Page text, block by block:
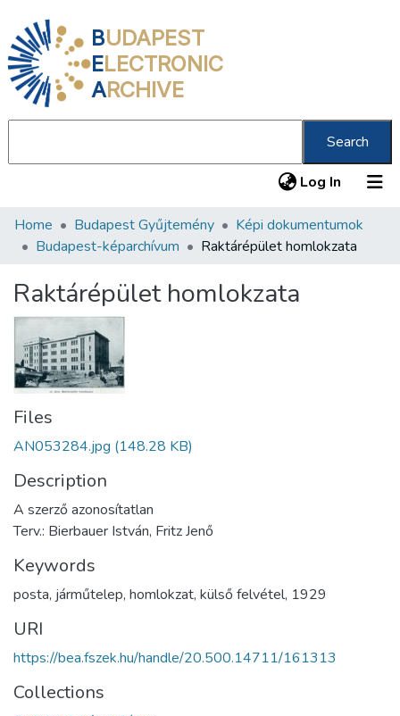
BUDAPEST
ELECTRONIC
ARCHIVE
Search
Log In (current)
Communities & Collections
Statistics
About us
Home Budapest Gyűjtemény
Képi dokumentumok
Budapest-képarchívum
Raktárépület homlokzata
Raktárépület homlokzata
Files
AN053284.jpg (148.28 KB)
Description
A szerző azonosítatlan
Terv.: Bierbauer István, Fritz Jenő
Keywords
posta, járműtelep, homlokzat, külső felvétel, 1929
URI
https://bea.fszek.hu/handle/20.500.14711/161313
Collections